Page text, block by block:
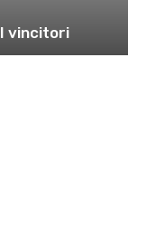
vincitori